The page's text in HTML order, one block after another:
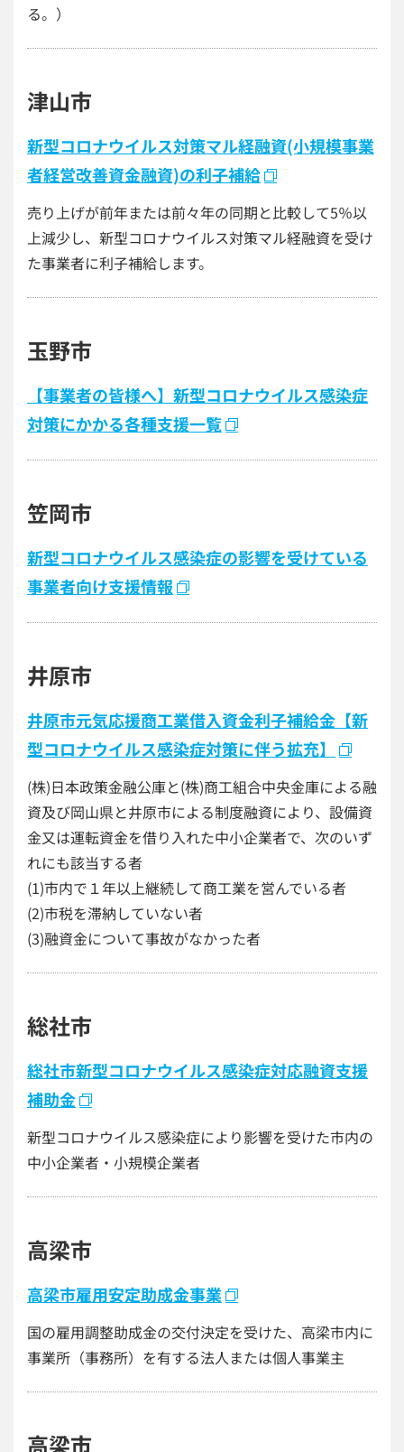
る。）
津山市
新型コロナウイルス対策マル経融資(小規模事業
者経営改善資金融資)の利子補給
売り上げが前年または前々年の同期と比較して5％以
上減少し、新型コロナウイルス対策マル経融資を受け
た事業者に利子補給します。
玉野市
【事業者の皆様へ】新型コロナウイルス感染症
対策にかかる各種支援一覧
笠岡市
新型コロナウイルス感染症の影響を受けている
事業者向け支援情報
井原市
井原市元気応援商工業借入資金利子補給金【新
型コロナウイルス感染症対策に伴う拡充】
(株)日本政策金融公庫と(株)商工組合中央金庫による融
資及び岡山県と井原市による制度融資により、設備資
金又は運転資金を借り入れた中小企業者で、次のいず
れにも該当する者
(1)市内で１年以上継続して商工業を営んでいる者
(2)市税を滞納していない者
(3)融資金について事故がなかった者
総社市
総社市新型コロナウイルス感染症対応融資支援
補助金
新型コロナウイルス感染症により影響を受けた市内の
中小企業者・小規模企業者
高梁市
高梁市雇用安定助成金事業
国の雇用調整助成金の交付決定を受けた、高梁市内に
事業所（事務所）を有する法人または個人事業主
高梁市